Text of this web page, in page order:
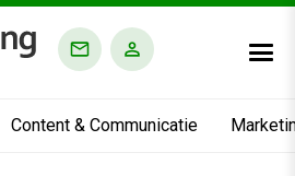
Content & Communicatie